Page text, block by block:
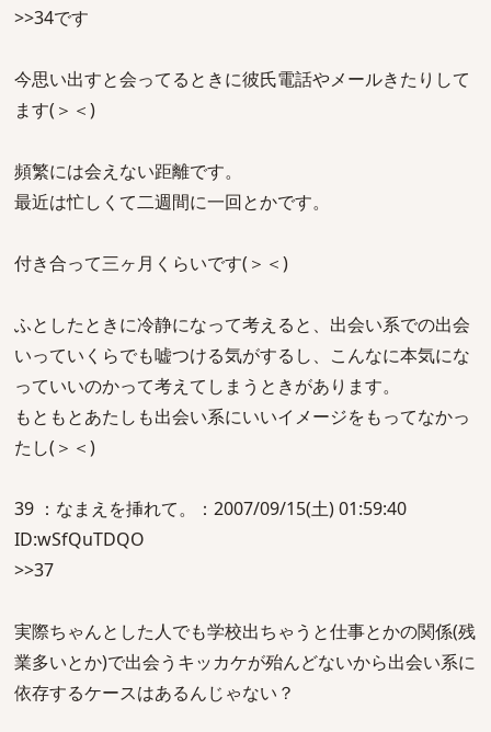
>>34です
今思い出すと会ってるときに彼氏電話やメールきたりして
ます(＞＜)
頻繁には会えない距離です。
最近は忙しくて二週間に一回とかです。
付き合って三ヶ月くらいです(＞＜)
ふとしたときに冷静になって考えると、出会い系での出会
いっていくらでも嘘つける気がするし、こんなに本気にな
っていいのかって考えてしまうときがあります。
もともとあたしも出会い系にいいイメージをもってなかっ
たし(＞＜)
39 ：なまえを挿れて。：2007/09/15(土) 01:59:40
ID:wSfQuTDQO
>>37
実際ちゃんとした人でも学校出ちゃうと仕事とかの関係(残
業多いとか)で出会うキッカケが殆んどないから出会い系に
依存するケースはあるんじゃない？